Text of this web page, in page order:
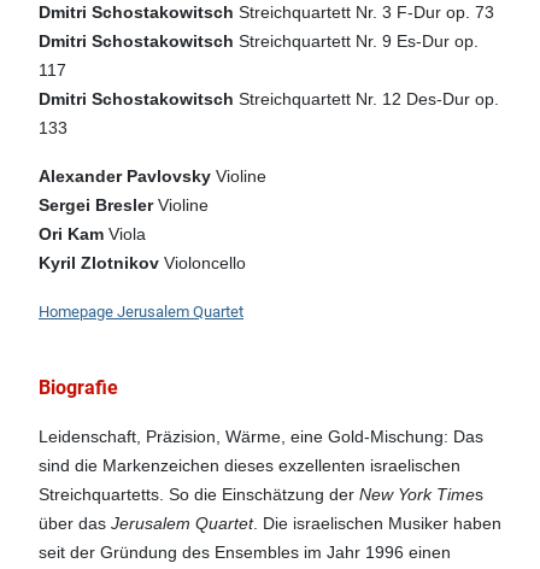
Dmitri Schostakowitsch Streichquartett Nr. 3 F-Dur op. 73
Dmitri Schostakowitsch Streichquartett Nr. 9 Es-Dur op.
117
Dmitri Schostakowitsch Streichquartett Nr. 12 Des-Dur op.
133
Alexander Pavlovsky Violine
Sergei BreslerVioline
Ori Kam Viola
Kyril Zlotnikov Violoncello
Homepage Jerusalem Quartet
Biografie
Leidenschaft, Präzision, Wärme, eine Gold-Mischung: Das
sind die Markenzeichen dieses exzellenten israelischen
Streichquartetts. So die Einschätzung der New York Times
über das Jerusalem Quartet. Die israelischen Musiker haben
seit der Gründung des Ensembles im Jahr 1996 einen